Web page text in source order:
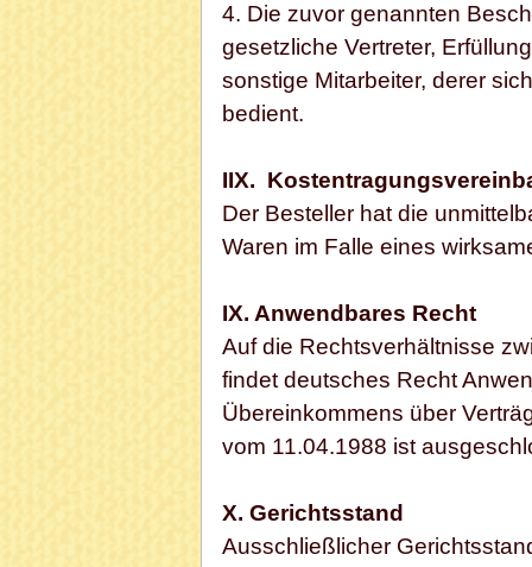
4. Die zuvor genannten
gesetzliche Vertreter,
sonstige Mitarbeiter, derer
bedient.
IIX.
Der Besteller hat die
Waren im Falle eines
IX. Anwendbares Recht
Auf die Rechtsverhältnisse
findet deutsches Recht
Übereinkommens über
vom 11.04.1988 ist
X. Gerichtsstand
Ausschließlicher